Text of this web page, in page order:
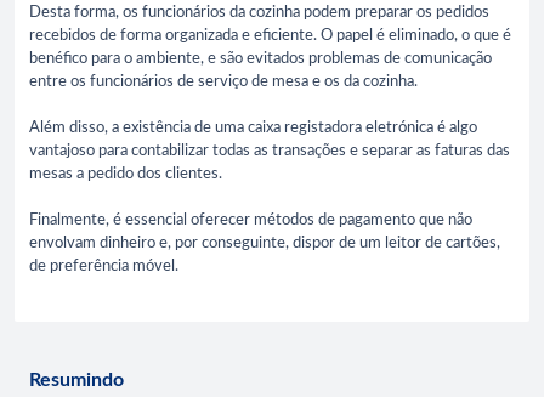
Desta forma, os funcionários da cozinha podem preparar os pedidos
recebidos de forma organizada e eficiente. O papel é eliminado, o que é
benéfico para o ambiente, e são evitados problemas de comunicação
entre os funcionários de serviço de mesa e os da cozinha.
Além disso, a existência de uma caixa registadora eletrónica é algo
vantajoso para contabilizar todas as transações e separar as faturas das
mesas a pedido dos clientes.
Finalmente, é essencial oferecer métodos de pagamento que não
envolvam dinheiro e, por conseguinte, dispor de um leitor de cartões,
de preferência móvel.
Resumindo